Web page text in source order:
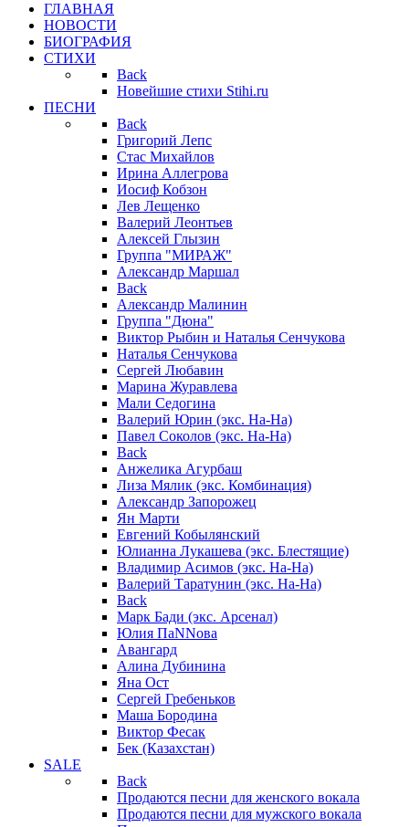
ГЛАВНАЯ
НОВОСТИ
БИОГРАФИЯ
СТИХИ
Back
Новейшие стихи Stihi.ru
ПЕСНИ
Back
Григорий Лепс
Стас Михайлов
Ирина Аллегрова
Иосиф Кобзон
Лев Лещенко
Валерий Леонтьев
Алексей Глызин
Группа "МИРАЖ"
Александр Маршал
Back
Александр Малинин
Группа "Дюна"
Виктор Рыбин и Наталья Сенчукова
Наталья Сенчукова
Сергей Любавин
Марина Журавлева
Мали Седогина
Валерий Юрин (экс. На-На)
Павел Соколов (экс. На-На)
Back
Анжелика Агурбаш
Лиза Мялик (экс. Комбинация)
Александр Запорожец
Ян Марти
Евгений Кобылянский
Юлианна Лукашева (экс. Блестящие)
Владимир Асимов (экс. На-На)
Валерий Таратунин (экс. На-На)
Back
Марк Бади (экс. Арсенал)
Юлия ПаNNова
Авангард
Алина Дубинина
Яна Ост
Сергей Гребеньков
Маша Бородина
Виктор Фесак
Бек (Казахстан)
SALE
Back
Продаются песни для женского вокала
Продаются песни для мужского вокала